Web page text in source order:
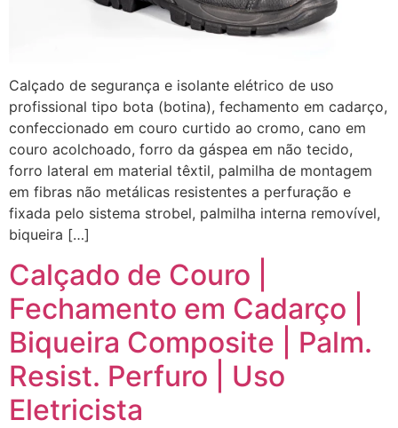
Calçado de segurança e isolante elétrico de uso
profissional tipo bota (botina), fechamento em cadarço,
confeccionado em couro curtido ao cromo, cano em
couro acolchoado, forro da gáspea em não tecido,
forro lateral em material têxtil, palmilha de montagem
em fibras não metálicas resistentes a perfuração e
fixada pelo sistema strobel, palmilha interna removível,
biqueira […]
Calçado de Couro |
Fechamento em Cadarço |
Biqueira Composite | Palm.
Resist. Perfuro | Uso
Eletricista